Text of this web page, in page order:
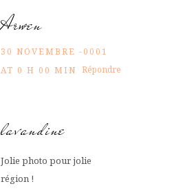
Arwen
30 NOVEMBRE -0001
AT 0 H 00 MIN Répondre
lavandine
Jolie photo pour jolie
région !